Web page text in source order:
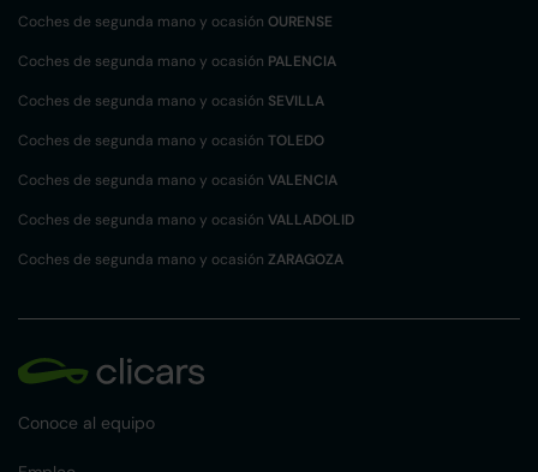
Coches de segunda mano y ocasión OURENSE
Coches de segunda mano y ocasión PALENCIA
Coches de segunda mano y ocasión SEVILLA
Coches de segunda mano y ocasión TOLEDO
Coches de segunda mano y ocasión VALENCIA
Coches de segunda mano y ocasión VALLADOLID
Coches de segunda mano y ocasión ZARAGOZA
Conoce al equipo